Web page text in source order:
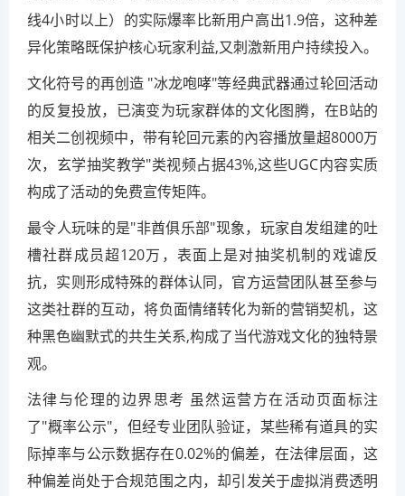
线4小时以上）的实际爆率比新用户高出1.9倍，这种差
异化策略既保护核心玩家利益,又刺激新用户持续投入。
文化符号的再创造 "冰龙咆哮"等经典武器通过轮回活动
的反复投放，已演变为玩家群体的文化图腾，在B站的
相关二创视频中，带有轮回元素的內容播放量超8000万
次，玄学抽奖教学"类视频占据43%,这些UGC内容实质
构成了活动的免费宣传矩阵。
最令人玩味的是"非酋俱乐部"现象，玩家自发组建的吐
槽社群成员超120万，表面上是对抽奖机制的戏谑反
抗，实则形成特殊的群体认同，官方运营团队甚至参与
这类社群的互动，将负面情绪转化为新的营销契机，这
种黑色幽默式的共生关系,构成了当代游戏文化的独特景
观。
法律与伦理的边界思考 虽然运营方在活动页面标注
了"概率公示"，但经专业团队验证，某些稀有道具的实
际掉率与公示数据存在0.02%的偏差，在法律层面，这
种偏差尚处于合规范围之内，却引发关于虚拟消费透明